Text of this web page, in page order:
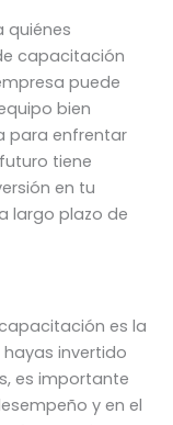
quiénes
capacitación
puede
bien
para enfrentar
tiene
en tu
largo plazo de
es la
invertido
es importante
y en el